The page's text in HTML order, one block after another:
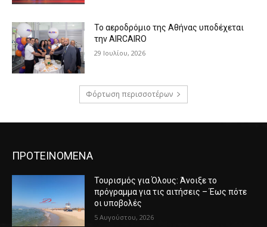
Το αεροδρόμιο της Αθήνας υποδέχεται
την AIRCAIRO
29 Ιουλίου, 2026
Φόρτωση περισσοτέρων
ΠΡΟΤΕΙΝΟΜΕΝΑ
Τουρισμός για Όλους: Άνοιξε το
πρόγραμμα για τις αιτήσεις – Έως πότε
οι υποβολές
5 Αυγούστου, 2026